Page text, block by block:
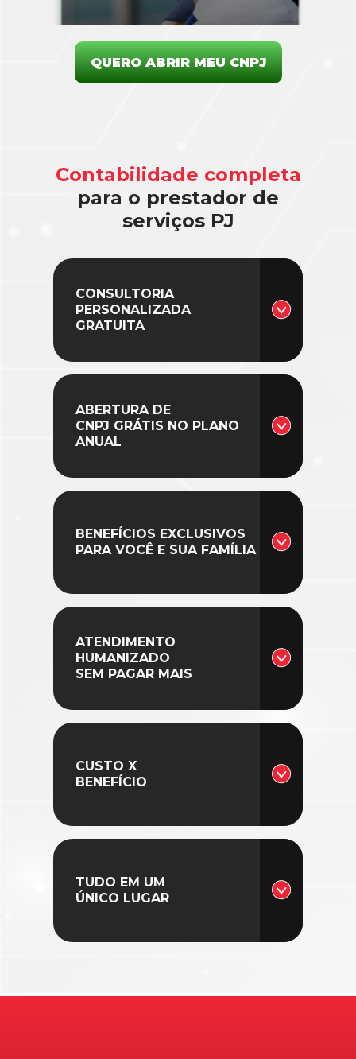
QUERO ABRIR MEU CNPJ
Contabilidade completa
para o prestador de
serviços PJ
CONSULTORIA
PERSONALIZADA
GRATUITA
ABERTURA DE
CNPJ GRÁTIS NO PLANO
ANUAL
BENEFÍCIOS EXCLUSIVOS
PARA VOCÊ E SUA FAMÍLIA
ATENDIMENTO
HUMANIZADO
SEM PAGAR MAIS
CUSTO X
BENEFÍCIO
TUDO EM UM
ÚNICO LUGAR